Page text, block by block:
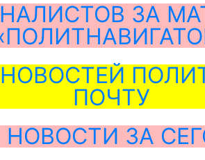
ЗА
ПОЧТУ
НОВОСТИ ЗА